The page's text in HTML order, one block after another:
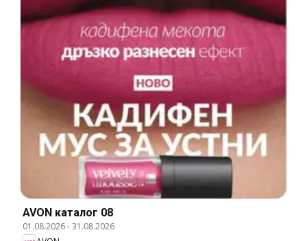
AVON каталог 08
01.08.2026-31.08.2026